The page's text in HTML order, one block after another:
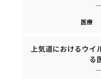
医療
上気道におけるウイ
る